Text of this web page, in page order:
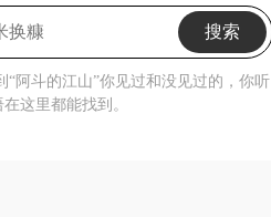
搜索
“阿斗的江山”你见过和没见过的，你听
这里都能找到。